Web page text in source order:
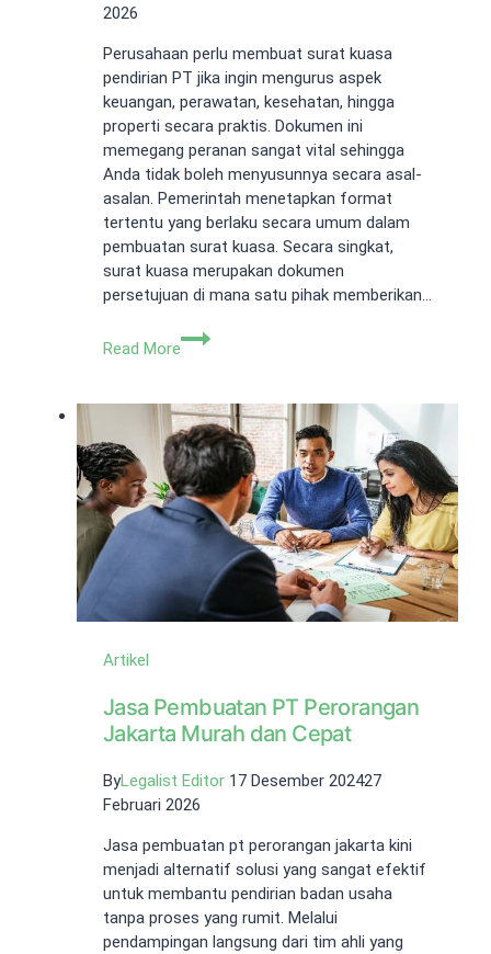
2026
Perusahaan perlu membuat surat kuasa
pendirian PT jika ingin mengurus aspek
keuangan, perawatan, kesehatan, hingga
properti secara praktis. Dokumen ini
memegang peranan sangat vital sehingga
Anda tidak boleh menyusunnya secara asal-
asalan. Pemerintah menetapkan format
tertentu yang berlaku secara umum dalam
pembuatan surat kuasa. Secara singkat,
surat kuasa merupakan dokumen
persetujuan di mana satu pihak memberikan…
Read More
Surat
PT
yang
Perlu
Dipersiapkan
Artikel
Jasa Pembuatan PT Perorangan
Jakarta Murah dan Cepat
ByLegalist Editor 17 Desember 202427
Februari 2026
Jasa pembuatan pt perorangan jakarta kini
menjadi alternatif solusi yang sangat efektif
untuk membantu pendirian badan usaha
tanpa proses yang rumit. Melalui
pendampingan langsung dari tim ahli yang